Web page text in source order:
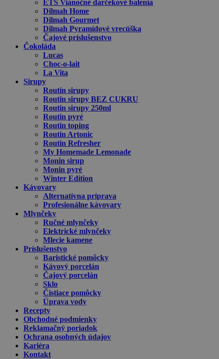
ETS Vianočné darčekové balenia
Dilmah Home
Dilmah Gourmet
Dilmah Pyramídové vrecúška
Čajové príslušenstvo
Čokoláda
Lucas
Choc-o-lait
La Vita
Sirupy
Routin sirupy
Routin sirupy BEZ CUKRU
Routin sirupy 250ml
Routin pyré
Routin toping
Routin Artonic
Routin Refresher
My Homemade Lemonade
Monin sirup
Monin pyré
Winter Edition
Kávovary
Alternatívna príprava
Profesionálne kávovary
Mlynčeky
Ručné mlynčeky
Elektrické mlynčeky
Mlecie kamene
Príslušenstvo
Baristické pomôcky
Kávový porcelán
Čajový porcelán
Sklo
Čistiace pomôcky
Úprava vody
Recepty
Obchodné podmienky
Reklamačný poriadok
Ochrana osobných údajov
Kariéra
Kontakt